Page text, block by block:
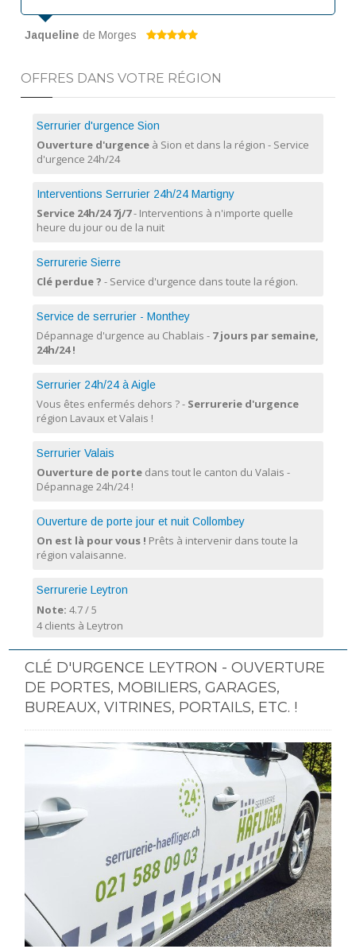
Jaqueline de Morges
OFFRES DANS VOTRE RÉGION
Serrurier d'urgence Sion
Ouverture d'urgenceà Sion et dans la région - Service
d'urgence 24h/24
Interventions Serrurier 24h/24 Martigny
Service 24h/24 7j/7- Interventions à n'importe quelle
heure du jour ou de la nuit
Serrurerie Sierre
Clé perdue ? - Service d'urgence dans toute la région.
Service de serrurier - Monthey
Dépannage d'urgence au Chablais - 7 jours par semaine,
24h/24 !
Serrurier 24h/24 à Aigle
Vous êtes enfermés dehors ? - Serrurerie d'urgence
région Lavaux et Valais !
Serrurier Valais
Ouverture de portedans tout le canton du Valais -
Dépannage 24h/24 !
Ouverture de porte jour et nuit Collombey
On est là pour vous ! Prêts à intervenir dans toute la
région valaisanne.
Serrurerie Leytron
Note: 4.7/5
4 clients à Leytron
CLÉ D'URGENCE LEYTRON - OUVERTURE
DE PORTES, MOBILIERS, GARAGES,
BUREAUX, VITRINES, PORTAILS, ETC. !